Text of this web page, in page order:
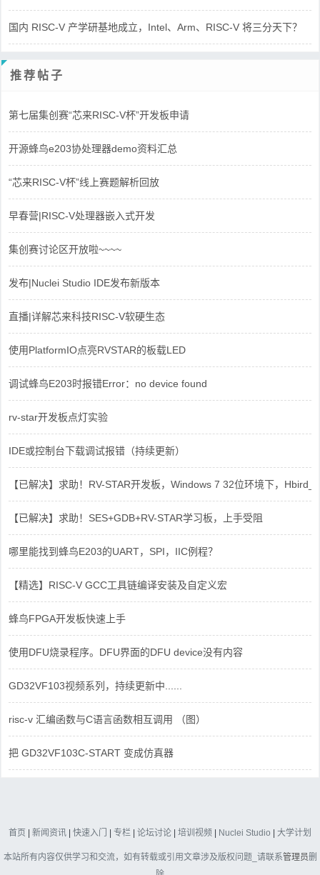
国内 RISC-V 产学研基地成立，Intel、Arm、RISC-V 将三分天下？
推荐帖子
第七届集创赛“芯来RISC-V杯”开发板申请
开源蜂鸟e203协处理器demo资料汇总
“芯来RISC-V杯”线上赛题解析回放
早春营|RISC-V处理器嵌入式开发
集创赛讨论区开放啦~~~~
发布|Nuclei Studio IDE发布新版本
直播|详解芯来科技RISC-V软硬生态
使用PlatformIO点亮RVSTAR的板载LED
调试蜂鸟E203时报错Error：no device found
rv-star开发板点灯实验
IDE或控制台下载调试报错（持续更新）
【已解决】求助！RV-STAR开发板，Windows 7 32位环境下，
【已解决】求助！SES+GDB+RV-STAR学习板，上手受阻
哪里能找到蜂鸟E203的UART，SPI，IIC例程？
【精选】RISC-V GCC工具链编译安装及自定义宏
蜂鸟FPGA开发板快速上手
使用DFU烧录程序。DFU界面的DFU device没有内容
GD32VF103视频系列，持续更新中......
risc-v 汇编函数与C语言函数相互调用 （图）
把 GD32VF103C-START 变成仿真器
首页 | 新闻资讯 | 快速入门 | 专栏 | 论坛讨论 | 培训视频 | Nuclei Studio | 大学计划
本站所有内容仅供学习和交流，如有转载或引用文章涉及版权问题_请联系管理员删